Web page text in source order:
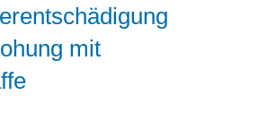
mit